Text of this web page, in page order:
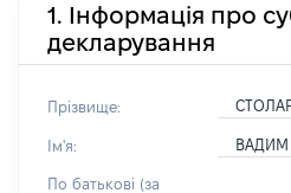
1. Інформація про
декларування
Прізвище:
Ім'я: ВАДИМ
По батькові (за